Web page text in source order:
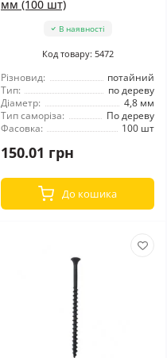
мм (100 шт)
В наявності
Код товару: 5472
Різновид:
потайний
Тип:
по дереву
Діаметр:
4,8 мм
Тип саморіза:
По дереву
Фасовка:
100 шт
150.01 грн
До кошика